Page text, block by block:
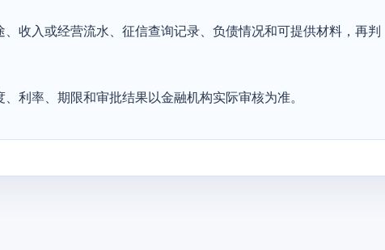
收入或经营流水、征信查询记录、负债情况和可提供材料，再判
利率、期限和审批结果以金融机构实际审核为准。